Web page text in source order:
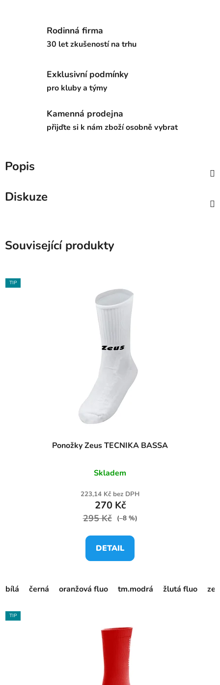
Rodinná firma
30 let zkušeností na trhu
Exklusivní podmínky
pro kluby a týmy
Kamenná prodejna
přijďte si k nám zboží osobně vybrat
Popis
Diskuze
Související produkty
TIP
Ponožky Zeus TECNIKA BASSA
Skladem
223,14 Kč bez DPH
270 Kč
295 Kč (–8 %)
DETAIL
bílá černá oranžová fluo tm.modrá žlutá fluo
TIP